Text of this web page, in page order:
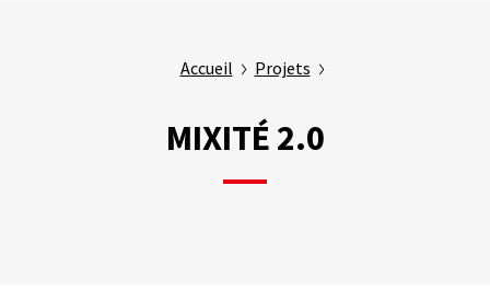
Accueil Projets
MIXITÉ 2.0